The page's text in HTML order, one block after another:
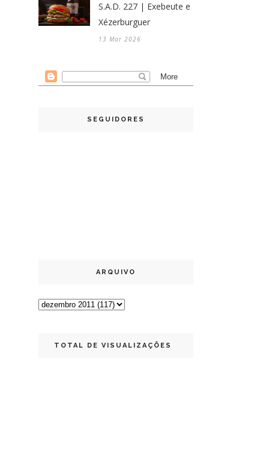
S.A.D. 227 | Exebeute e
Xézerburguer
13 Mar 2026
SEGUIDORES
ARQUIVO
TOTAL DE VISUALIZAÇÕES